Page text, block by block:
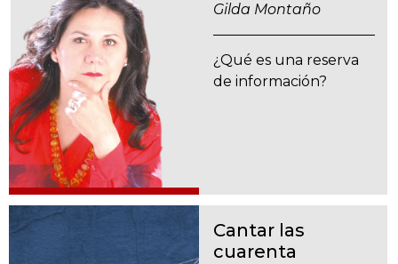
Gilda Montaño
¿Qué es una reserva
de información?
Cantar las
cuarenta